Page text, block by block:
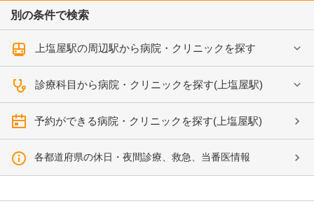
別の条件で検索
上塩屋駅の周辺駅から病院・クリニックを探す
診療科目から病院・クリニックを探す(上塩屋駅)
予約ができる病院・クリニックを探す(上塩屋駅)
各都道府県の休日・夜間診療、救急、当番医情報